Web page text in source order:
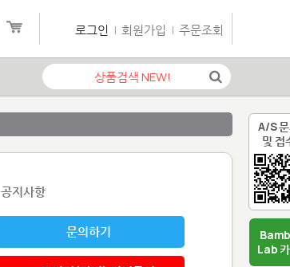
A/S
및 접
Lab
로그인 | 회원가입 | 주문조회
공지사항
문의하기